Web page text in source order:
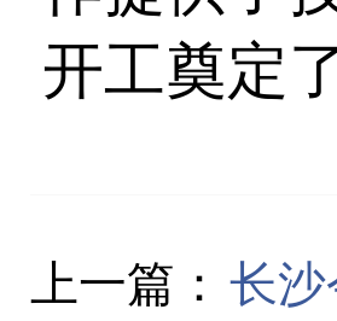
开工奠定
上一篇： 长